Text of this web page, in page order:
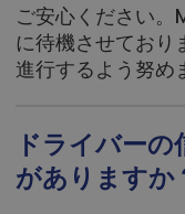
ご安心ください
に待機させており
進行するよう努め
ドライバー
がありますか